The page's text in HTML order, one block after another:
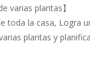
varias plantas】
toda la casa, Logra
plantas y